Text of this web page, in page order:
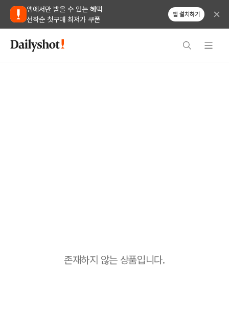
앱에서만 받을 수 있는 혜택
선착순 첫구매 최저가 쿠폰
앱 설치하기
존재하지 않는 상품입니다.